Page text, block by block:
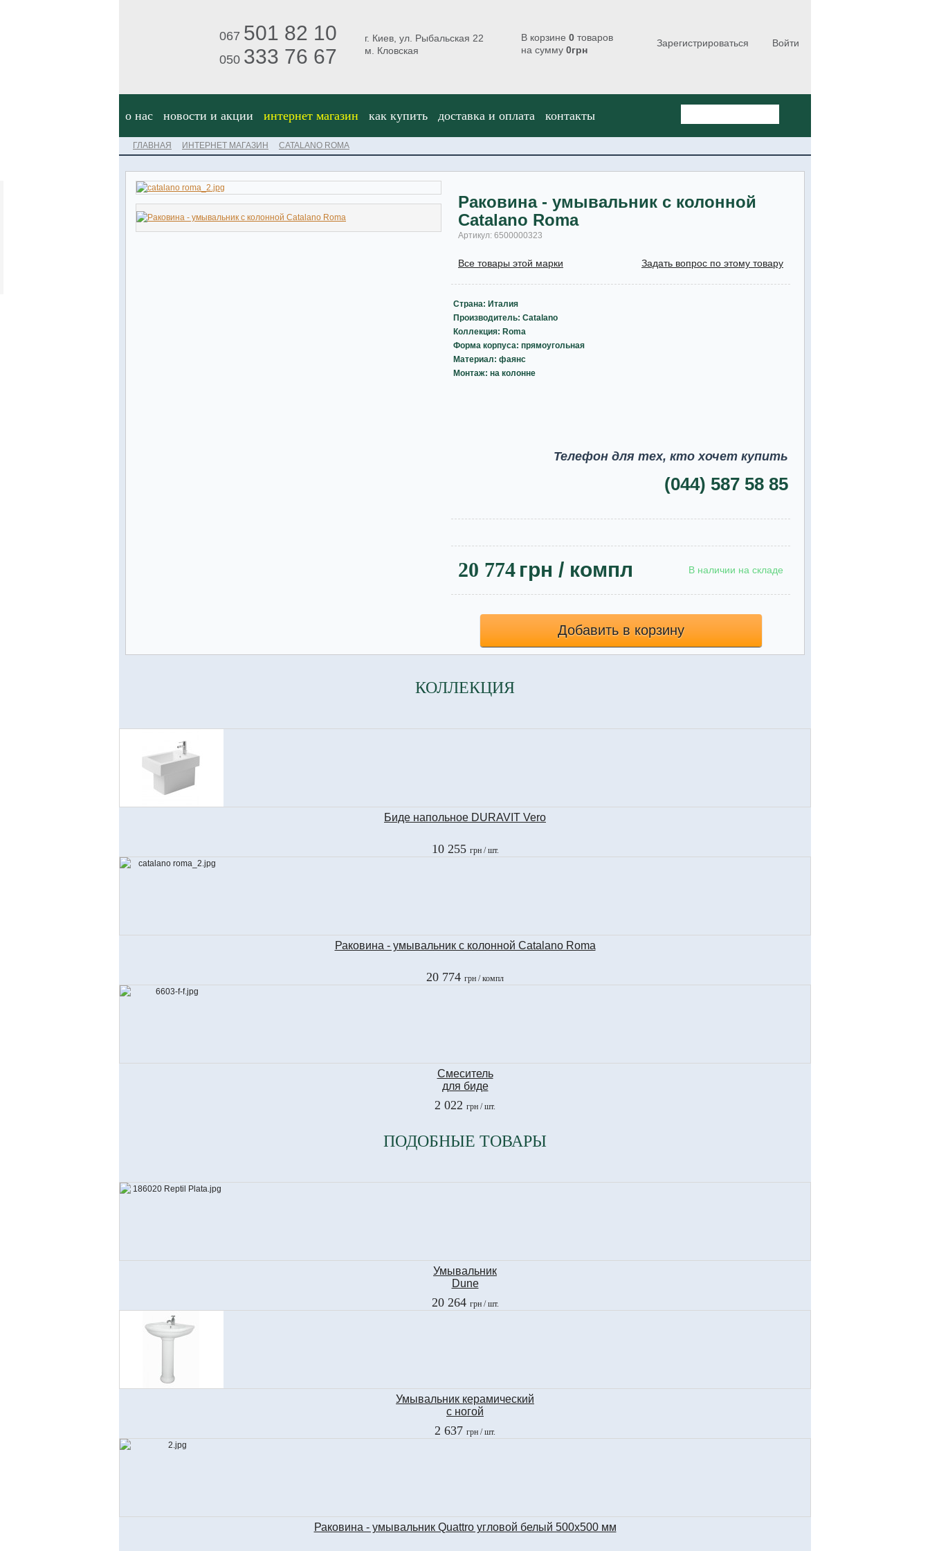
067 501 82 10
050 333 76 67
г. Киев, ул. Рыбальская 22
м. Кловская
В корзине 0 товаров
на сумму 0грн
Зарегистрироваться Войти
о нас новости и акции интернет магазин как купить доставка и оплата контакты
ГЛАВНАЯ ИНТЕРНЕТ МАГАЗИН CATALANO ROMA
Раковина - умывальник с колонной
Catalano Roma
Артикул: 6500000323
Все товары этой марки Задать вопрос по этому товару
Страна: Италия
Производитель: Catalano
Коллекция: Roma
Форма корпуса: прямоугольная
Материал: фаянс
Монтаж: на колонне
Телефон для тех, кто хочет купить
(044) 587 58 85
20 774 грн / компл В наличии на складе
Добавить в корзину
КОЛЛЕКЦИЯ
Биде напольное DURAVIT Vero
10 255 грн/ шт.
Раковина - умывальник с колонной Catalano Roma
20 774 грн / компл
Смеситель
для биде
Ramon Soler
YPSILON
2 022 грн / шт.
ПОДОБНЫЕ ТОВАРЫ
Умывальник
Dune
Reptil Plata
86020
20 264 грн/ шт.
Умывальник керамический
с ногой
P3 Espana
DIANA
2 637 грн / шт.
Раковина - умывальник Quattro угловой белый 500х500 мм